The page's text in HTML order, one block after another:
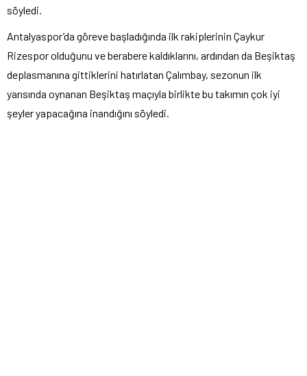
söyledi.
Antalyaspor’da göreve başladığında ilk rakiplerinin Çaykur
Rizespor olduğunu ve berabere kaldıklarını, ardından da Beşiktaş
deplasmanına gittiklerini hatırlatan Çalımbay, sezonun ilk
yarısında oynanan Beşiktaş maçıyla birlikte bu takımın çok iyi
şeyler yapacağına inandığını söyledi.